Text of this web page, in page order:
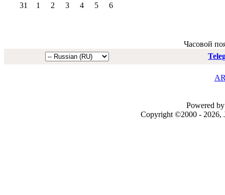
31
1 2 3 4 5 6
Часовой
Powered
Copyright ©2000 - 2026,